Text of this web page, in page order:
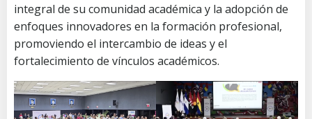
integral de su comunidad académica y la adopción de
enfoques innovadores en la formación profesional,
promoviendo el intercambio de ideas y el
fortalecimiento de vínculos académicos.